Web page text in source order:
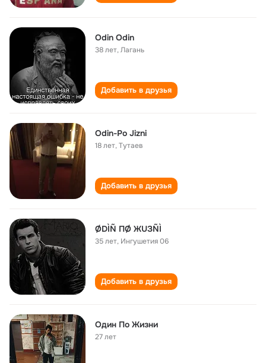
Odin Odin
38 лет,Лагань
Добавить в друзья
Odin-Po Jizni
18 лет,Тутаев
Добавить в друзья
ØDÌÑ ПØ ЖUЗÑÌ
35 лет, Ингушетия 06
Добавить в друзья
Один По Жизни
27 лет